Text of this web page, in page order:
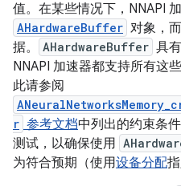
值。在某些情况下，NNAPI
AHardwareBuffer 对象，
据。
AHardwareBuffer 具
NNAPI 加速器都支持所有这
此请参阅
r 参考文档中列出的约束条
测试，以确保使用
为符合预期（使用设备分配